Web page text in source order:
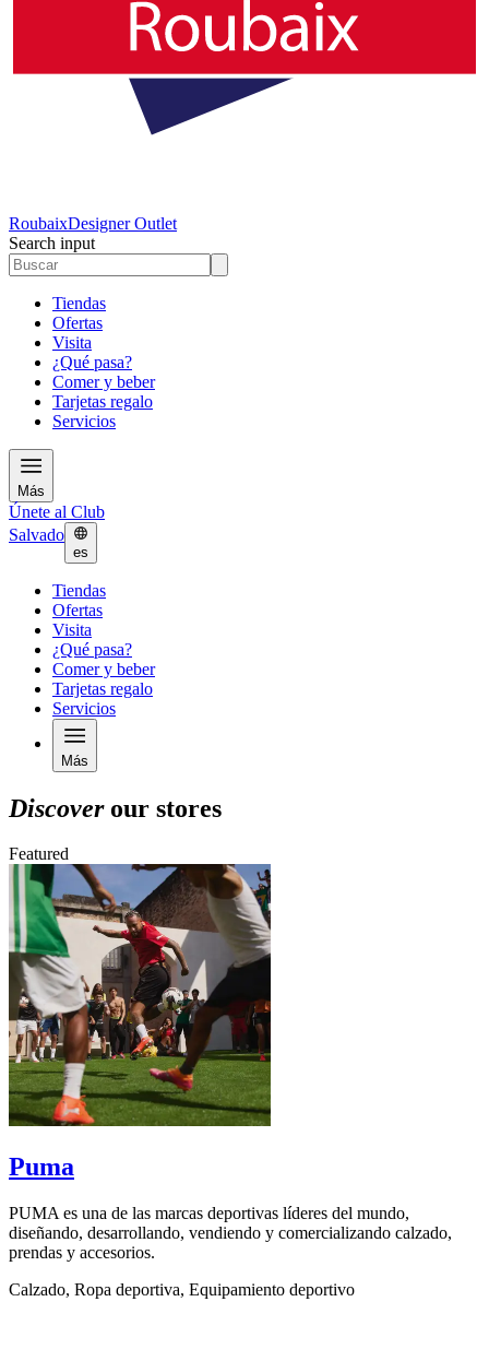
RoubaixDesigner Outlet
Search input
Tiendas
Ofertas
Visita
¿Qué pasa?
Comer y beber
Tarjetas regalo
Servicios
Más
Únete al Club
Salvado
es
Tiendas
Ofertas
Visita
¿Qué pasa?
Comer y beber
Tarjetas regalo
Servicios
Más
Discoverour stores
Featured
Puma
PUMA es una de las marcas deportivas líderes del mundo,
diseñando, desarrollando, vendiendo y comercializando calzado,
prendas y accesorios.
Calzado, Ropa deportiva, Equipamiento deportivo